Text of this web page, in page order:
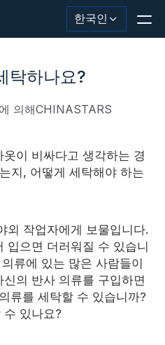
한국인
탁하나요?
에 의해CHINASTARS
이 비싸다고 생각하는 경
지, 어떻게 세탁해야 하는
외 작업자에게 보물입니다.
입으면 더러워질 수 있습니
류에 있는 많은 사람들이
의 반사 의류를 구입하면
류를 세탁할 수 있습니까?
있나요?